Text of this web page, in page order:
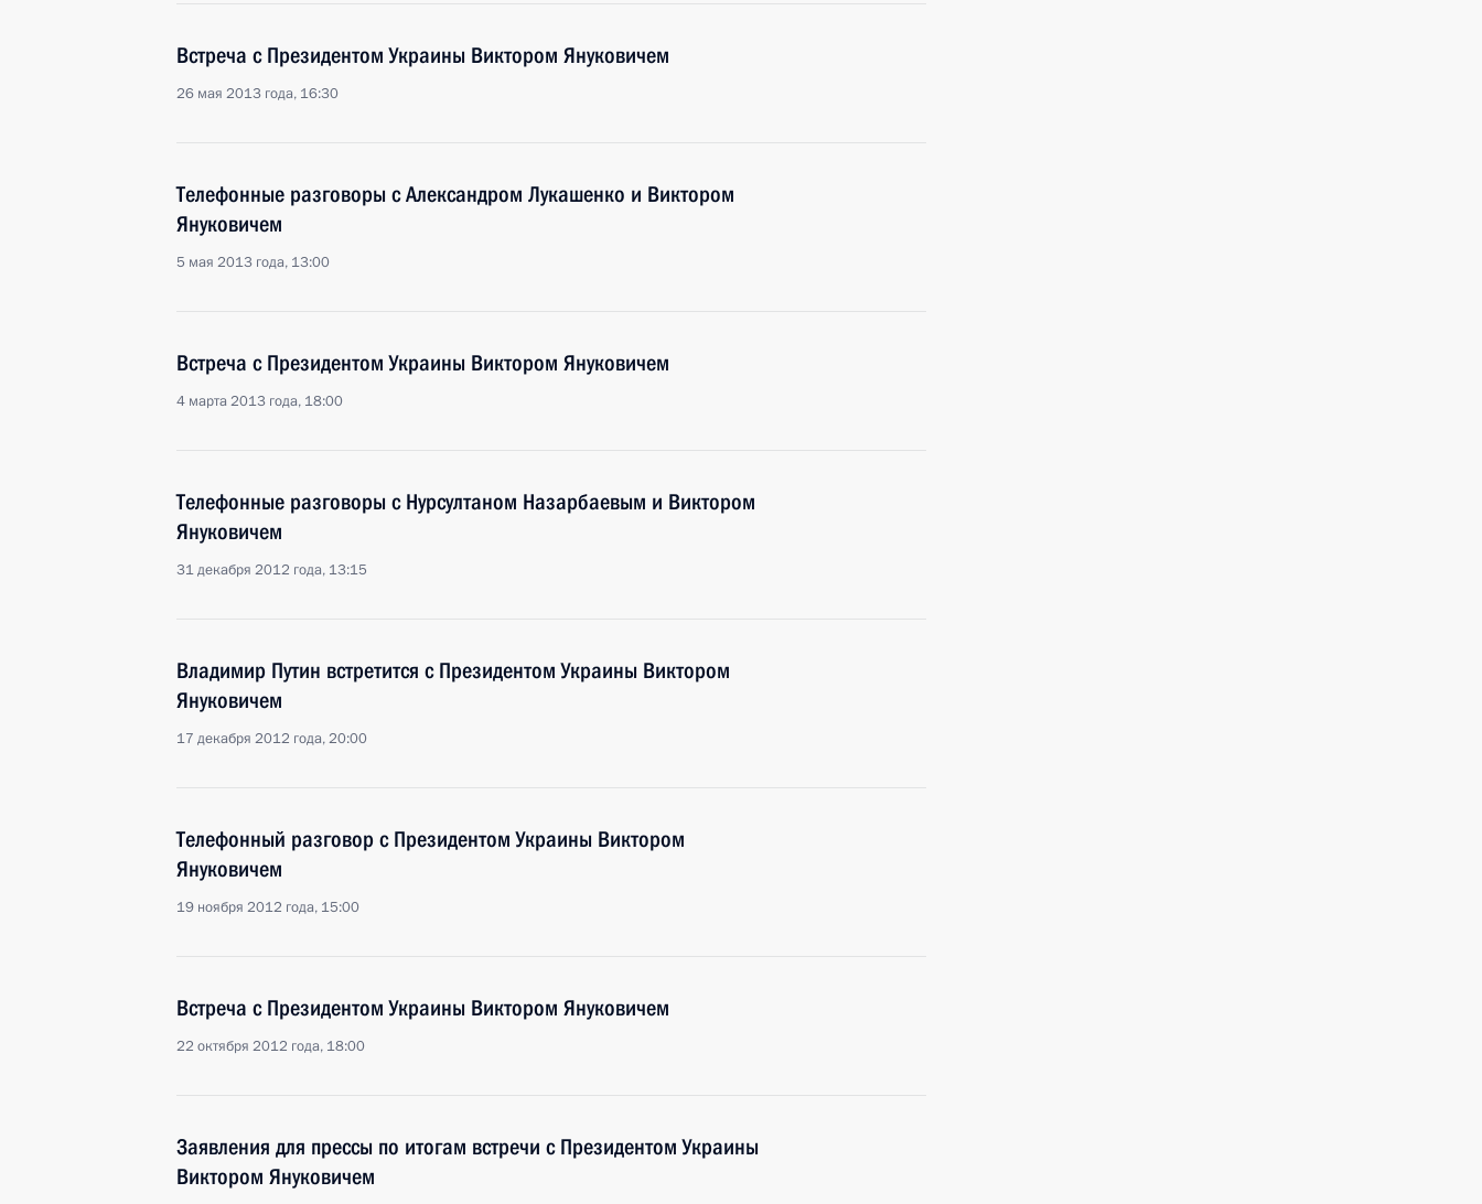
Встреча с Президентом Украины Виктором Януковичем
26 мая 2013 года, 16:30
Телефонные разговоры с Александром Лукашенко и Виктором
Януковичем
5 мая 2013 года, 13:00
Встреча с Президентом Украины Виктором Януковичем
4 марта 2013 года, 18:00
Телефонные разговоры с Нурсултаном Назарбаевым и Виктором
Януковичем
31 декабря 2012 года, 13:15
Владимир Путин встретится с Президентом Украины Виктором
Януковичем
17 декабря 2012 года, 20:00
Телефонный разговор с Президентом Украины Виктором
Януковичем
19 ноября 2012 года, 15:00
Встреча с Президентом Украины Виктором Януковичем
22 октября 2012 года, 18:00
Заявления для прессы по итогам встречи с Президентом Украины
Виктором Януковичем